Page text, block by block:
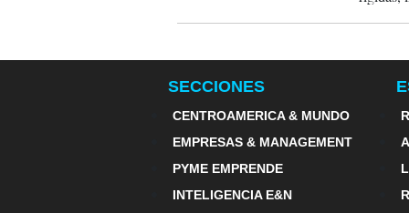
SECCIONES
CENTROAMERICA & MUNDO
EMPRESAS & MANAGEMENT
PYME EMPRENDE
INTELIGENCIA E&N